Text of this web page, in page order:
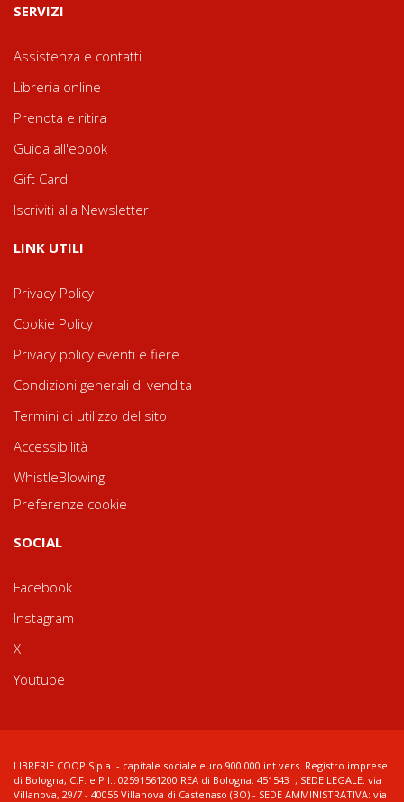
SERVIZI
Assistenza e contatti
Libreria online
Prenota e ritira
Guida all'ebook
Gift Card
Iscriviti alla Newsletter
LINK UTILI
Privacy Policy
Cookie Policy
Privacy policy eventi e fiere
Condizioni generali di vendita
Termini di utilizzo del sito
Accessibilità
WhistleBlowing
Preferenze cookie
SOCIAL
Facebook
Instagram
X
Youtube
LIBRERIE.COOP S.p.a. - capitale sociale euro 900.000 int.vers. Registro imprese
di Bologna, C.F. e P.I.: 02591561200 REA di Bologna: 451543 ; SEDE LEGALE: via
Villanova, 29/7 - 40055 Villanova di Castenaso (BO) - SEDE AMMINISTRATIVA: via